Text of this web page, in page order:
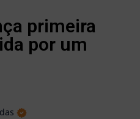
primeira
por um